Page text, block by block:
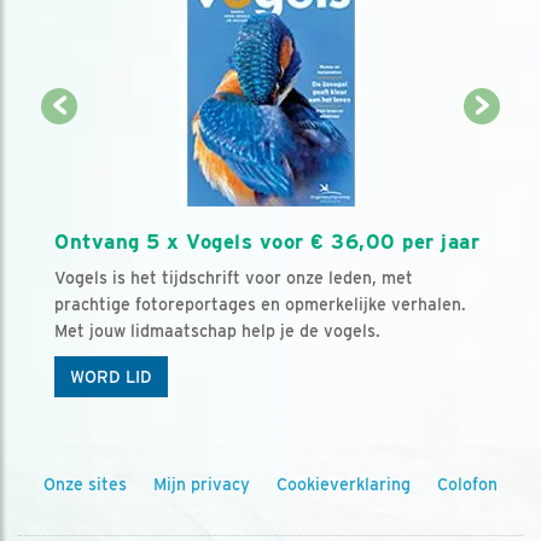
Ontvang 5 x Vogels voor € 36,00 per jaar
Vogels is het tijdschrift voor onze leden, met
prachtige fotoreportages en opmerkelijke verhalen.
Met jouw lidmaatschap help je de vogels.
WORD LID
Onze sites Mijn privacy Cookieverklaring Colofon